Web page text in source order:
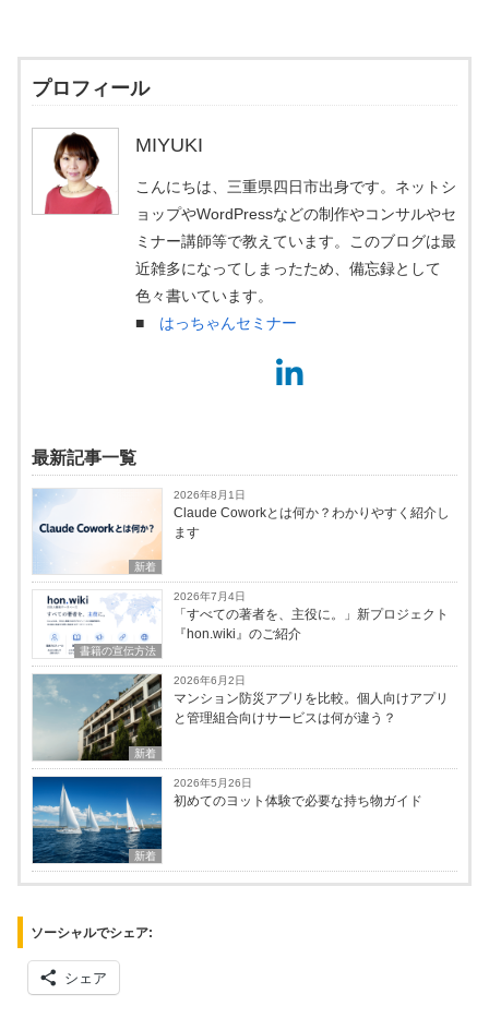
プロフィール
MIYUKI
こんにちは、三重県四日市出身です。ネットシ
ョップやWordPressなどの制作やコンサルやセ
ミナー講師等で教えています。このブログは最
近雑多になってしまったため、備忘録として
色々書いています。
■ はっちゃんセミナー
最新記事一覧
新着
2026年8月1日
Claude Coworkとは何か？わかりやすく紹介し
ます
書籍の宣伝方法
2026年7月4日
「すべての著者を、主役に。」新プロジェクト
『hon.wiki』のご紹介
新着
2026年6月2日
マンション防災アプリを比較。個人向けアプリ
と管理組合向けサービスは何が違う？
新着
2026年5月26日
初めてのヨット体験で必要な持ち物ガイド
ソーシャルでシェア:
シェア